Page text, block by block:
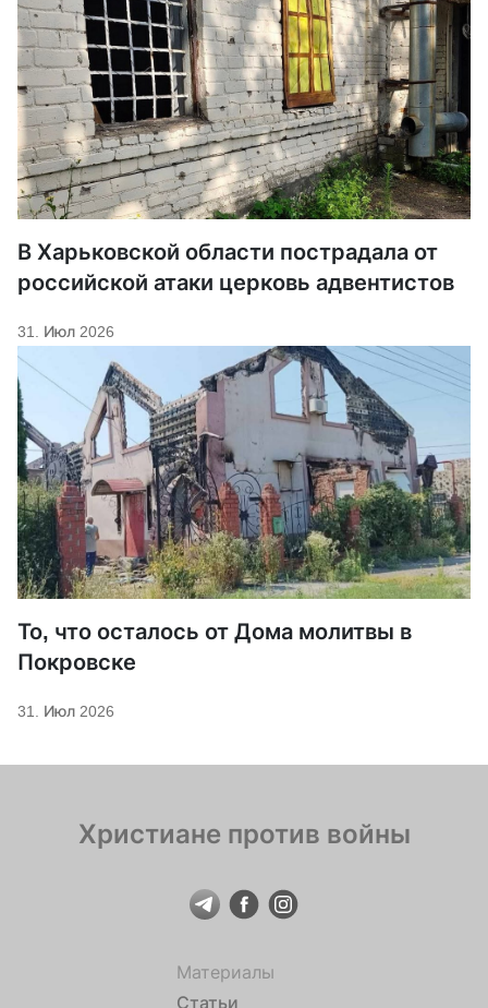
В Харьковской области пострадала от
российской атаки церковь адвентистов
31. Июл 2026
То, что осталось от Дома молитвы в
Покровске
31. Июл 2026
Христиане против войны
Материалы
Статьи